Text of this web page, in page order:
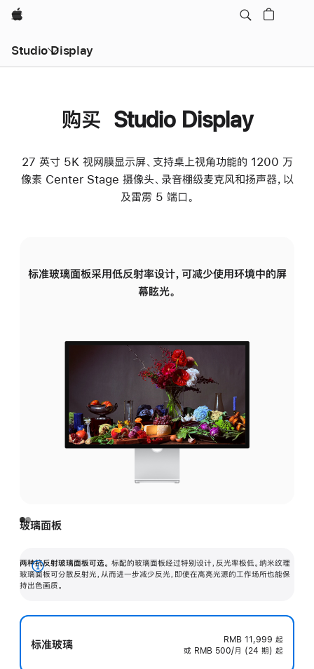
Apple
Studio Display
购买 Studio Display
27 英寸 5K 视网膜显示屏、支持桌上视角功能的 1200 万
像素 Center Stage 摄像头、录音棚级麦克风和扬声器，以
及雷雳 5 端口。
标准玻璃面板采用低反射率设计，可减少使用环境中的屏
幕眩光。
玻璃面板
两种抗反射玻璃面板可选。 标配的玻璃面板经过特别设计，反光率极低。纳米纹理
玻璃面板可分散反射光，从而进一步减少反光，即使在高亮光源的工作场所也能保
持出色画质。
展
开
标准玻璃 RMB 11,999 起
或 RMB 500/月 (24 期) 起